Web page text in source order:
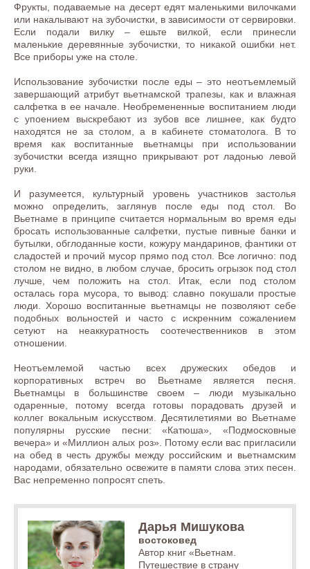
Фрукты, подаваемые на десерт едят маленькими вилочками
или накалывают на зубочистки, в зависимости от сервировки.
Если подали вилку – ешьте вилкой, если принесли
маленькие деревянные зубочистки, то никакой ошибки нет.
Все приборы уже на столе.
Использование зубочистки после еды – это неотъемлемый
завершающий атрибут вьетнамской трапезы, как и влажная
салфетка в ее начале. Необремененные воспитанием люди
с упоением выскребают из зубов все лишнее, как будто
находятся не за столом, а в кабинете стоматолога. В то
время как воспитанные вьетнамцы при использовании
зубочистки всегда изящно прикрывают рот ладонью левой
руки.
И разумеется, культурный уровень участников застолья
можно определить, заглянув после еды под стол. Во
Вьетнаме в принципе считается нормальным во время еды
бросать использованные салфетки, пустые пивные банки и
бутылки, обглоданные кости, кожуру мандаринов, фантики от
сладостей и прочий мусор прямо под стол. Все логично: под
столом не видно, в любом случае, бросить огрызок под стол
лучше, чем положить на стол. Итак, если под столом
осталась гора мусора, то вывод: славно покушали простые
люди. Хорошо воспитанные вьетнамцы не позволяют себе
подобных вольностей и часто с искренним сожалением
сетуют на неаккуратность соотечественников в этом
отношении.
Неотъемлемой частью всех дружеских обедов и
корпоративных встреч во Вьетнаме является песня.
Вьетнамцы в большинстве своем – люди музыкально
одаренные, потому всегда готовы порадовать друзей и
коллег вокальным искусством. Десятилетиями во Вьетнаме
популярны русские песни: «Катюша», «Подмосковные
вечера» и «Миллион алых роз». Потому если вас пригласили
на обед в честь дружбы между российским и вьетнамским
народами, обязательно освежите в памяти слова этих песен.
Вас непременно попросят спеть.
Дарья Мишукова
востоковед
Автор книг «Вьетнам.
Путешествие в страну